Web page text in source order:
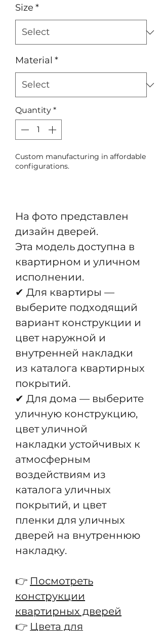
Size *
Material *
Quantity *
Custom manufacturing in affordable
configurations.
На фото представлен
дизайн дверей.
Эта модель доступна в
квартирном и уличном
исполнении.
✔ Для квартиры —
выберите подходящий
вариант конструкции и
цвет наружной и
внутренней накладки
из каталога квартирных
покрытий.
✔ Для дома — выберите
уличную конструкцию,
цвет уличной
накладки устойчивых к
атмосферным
воздействиям из
каталога уличных
покрытий, и цвет
пленки для уличных
дверей на внутреннюю
накладку.
👉 Посмотреть
конструкции
квартирных дверей
👉 Цвета для